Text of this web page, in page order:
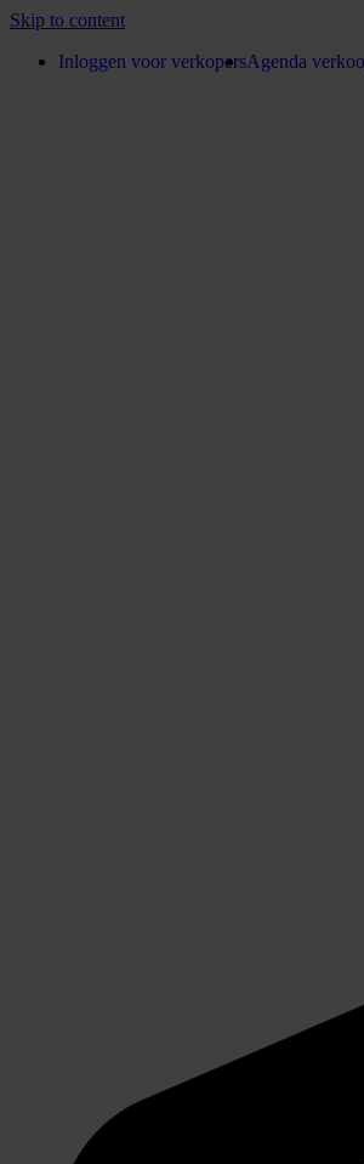
Skip to content
Inloggen voor verkopersAgenda